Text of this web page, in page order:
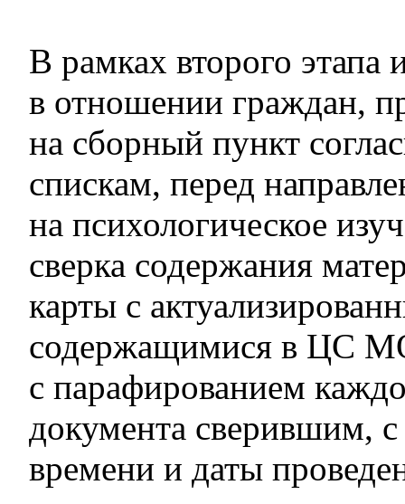
В рамках второго этапа
в отношении граждан,
на сборный пункт
спискам, перед
на психологическое
сверка содержания
карты с
содержащимися в ЦС
с парафированием
документа сверившим, с
времени и даты